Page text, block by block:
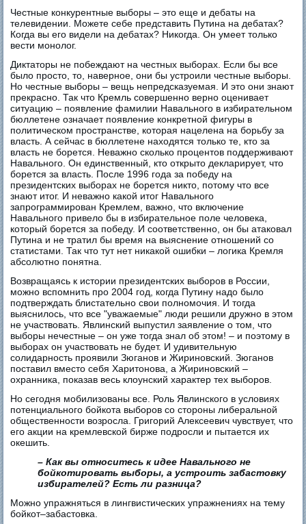
Честные конкурентные выборы – это еще и дебаты на
телевидении. Можете себе представить Путина на дебатах?
Когда вы его видели на дебатах? Никогда. Он умеет только
вести монолог.
Диктаторы не побеждают на честных выборах. Если бы все
было просто, то, наверное, они бы устроили честные выборы.
Но честные выборы – вещь непредсказуемая. И это они знают
прекрасно. Так что Кремль совершенно верно оценивает
ситуацию – появление фамилии Навального в избирательном
бюллетене означает появление конкретной фигуры в
политическом пространстве, которая нацелена на борьбу за
власть. А сейчас в бюллетене находятся только те, кто за
власть не борется. Неважно сколько процентов поддерживают
Навального. Он единственный, кто открыто декларирует, что
борется за власть. После 1996 года за победу на
президентских выборах не борется никто, потому что все
знают итог. И неважно какой итог Навального
запрограммирован Кремлем, важно, что включение
Навального привело бы в избирательное поле человека,
который борется за победу. И соответственно, он бы атаковал
Путина и не тратил бы время на выяснение отношений со
статистами. Так что тут нет никакой ошибки – логика Кремля
абсолютно понятна.
Возвращаясь к истории президентских выборов в России,
можно вспомнить про 2004 год, когда Путину надо было
подтверждать блистательно свои полномочия. И тогда
выяснилось, что все "уважаемые" люди решили дружно в этом
не участвовать. Явлинский выпустил заявление о том, что
выборы нечестные – он уже тогда знал об этом! – и поэтому в
выборах он участвовать не будет. И удивительную
солидарность проявили Зюганов и Жириновский. Зюганов
поставил вместо себя Харитонова, а Жириновский –
охранника, показав весь клоунский характер тех выборов.
Но сегодня мобилизованы все. Роль Явлинского в условиях
потенциального бойкота выборов со стороны либеральной
общественности возросла. Григорий Алексеевич чувствует, что
его акции на кремлевской бирже подросли и пытается их
окешить.
– Как вы относитесь к идее Навального не
бойкотировать выборы, а устроить забастовку
избирателей? Есть ли разница?
Можно упражняться в лингвистических упражнениях на тему
бойкот–забастовка.